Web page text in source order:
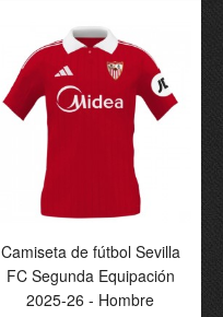
FC Segunda Equipación
2025-26 - Hombre
69.55€ 29.90€
Camiseta de fútbol Sevilla
FC Segunda Equipación
2025-26 - Hombre